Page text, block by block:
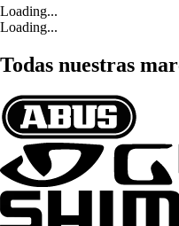
Loading...
Loading...
Todas nuestras